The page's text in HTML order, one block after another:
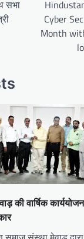
सभा
Cyber
Month
की वार्षिक